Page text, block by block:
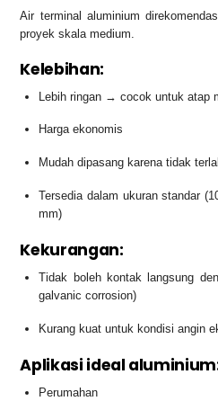
Air terminal aluminium
proyek skala medium.
Kelebihan:
Lebih ringan → cocok untuk atap
Harga ekonomis
Mudah dipasang karena tidak
Tersedia dalam ukuran standar
mm)
Kekurangan:
Tidak boleh kontak langsung
galvanic corrosion)
Kurang kuat untuk kondisi angin
Aplikasi ideal
Perumahan